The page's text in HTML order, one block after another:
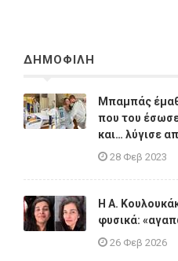
ΔΗΜΟΦΙΛΗ
Μπαμπάς
που του
και… λύγισε
28 Φεβ 2023
Η A.
φυσικά:
26 Φεβ 2026